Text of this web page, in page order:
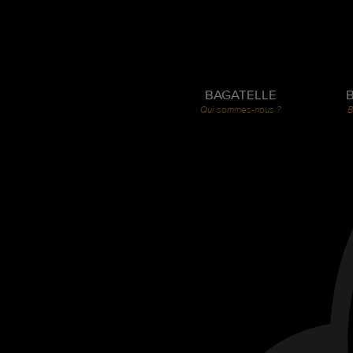
BAGATELLE
Qui sommes-nous ?